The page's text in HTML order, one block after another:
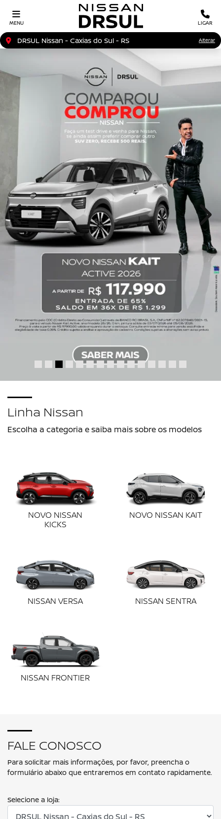
MENU LIGAR
DRSUL Nissan - Caxias do Sul - RS Alterar
templates.template-
Linha Nissan
Escolha a categoria e saiba mais sobre os modelos
NOVO NISSAN
KICKS
NOVO NISSAN KAIT
NISSAN VERSA NISSAN SENTRA
NISSAN FRONTIER
FALE CONOSCO
Para solicitar mais informações, por favor, preencha o
formulário abaixo que entraremos em contato rapidamente.
Selecione a loja: